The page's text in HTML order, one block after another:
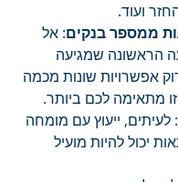
ועוד.
ממספר בנקים: אל
הראשונה שמגיעה
אפשרויות שונות מכמה
מתאימה לכם ביותר.
: לעיתים, ייעוץ עם מומחה
יכול להיות מועיל